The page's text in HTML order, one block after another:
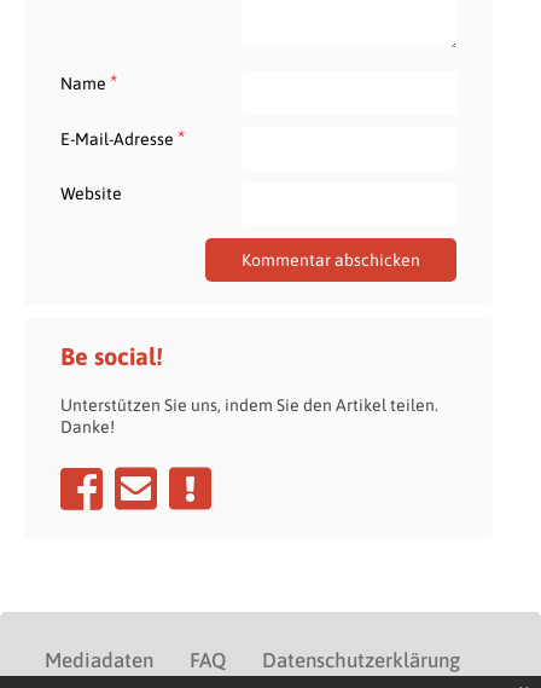
Name *
E-Mail-Adresse *
Website
Be social!
Unterstützen Sie uns, indem Sie den Artikel teilen.
Danke!
Mediadaten FAQ Datenschutzerklärung